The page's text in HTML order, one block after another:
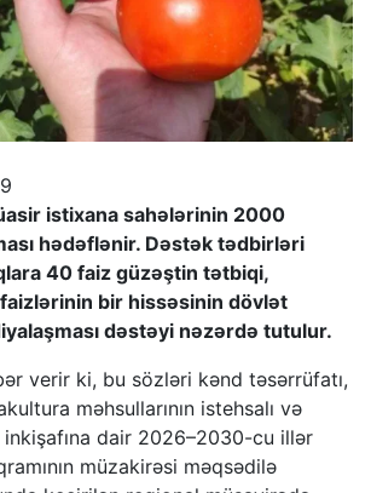
istixana sahələrinin 2000
hədəflənir. Dəstək tədbirləri
40 faiz güzəştin tətbiqi,
bir hissəsinin dövlət
dəstəyi nəzərdə tutulur.
verir ki, bu sözləri kənd təsərrüfatı,
məhsullarının istehsalı və
inkişafına dair 2026–2030-cu illər
müzakirəsi məqsədilə